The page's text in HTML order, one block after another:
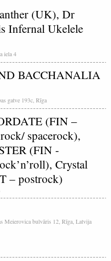
(UK), Dr
Infernal Ukelele
iela 4
BACCHANALIA
gatve 193c, Rīga
(FIN –
spacerock),
(FIN -
Crystal
– postrock)
Meierovica bulvāris 12, Rīga, Latvija